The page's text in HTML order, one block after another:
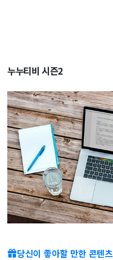
누누티비 시즌2
당신이 좋아할 만한 콘텐츠